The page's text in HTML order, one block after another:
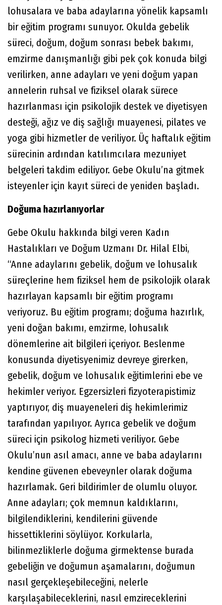
lohusalara ve baba adaylarına yönelik kapsamlı
bir eğitim programı sunuyor. Okulda gebelik
süreci, doğum, doğum sonrası bebek bakımı,
emzirme danışmanlığı gibi pek çok konuda bilgi
verilirken, anne adayları ve yeni doğum yapan
annelerin ruhsal ve fiziksel olarak sürece
hazırlanması için psikolojik destek ve diyetisyen
desteği, ağız ve diş sağlığı muayenesi, pilates ve
yoga gibi hizmetler de veriliyor. Üç haftalık eğitim
sürecinin ardından katılımcılara mezuniyet
belgeleri takdim ediliyor. Gebe Okulu’na gitmek
isteyenler için kayıt süreci de yeniden başladı.
Doğuma hazırlanıyorlar
Gebe Okulu hakkında bilgi veren Kadın
Hastalıkları ve Doğum Uzmanı Dr. Hilal Elbi,
“Anne adaylarını gebelik, doğum ve lohusalık
süreçlerine hem fiziksel hem de psikolojik olarak
hazırlayan kapsamlı bir eğitim programı
veriyoruz. Bu eğitim programı; doğuma hazırlık,
yeni doğan bakımı, emzirme, lohusalık
dönemlerine ait bilgileri içeriyor. Beslenme
konusunda diyetisyenimiz devreye girerken,
gebelik, doğum ve lohusalık eğitimlerini ebe ve
hekimler veriyor. Egzersizleri fizyoterapistimiz
yaptırıyor, diş muayeneleri diş hekimlerimiz
tarafından yapılıyor. Ayrıca gebelik ve doğum
süreci için psikolog hizmeti veriliyor. Gebe
Okulu’nun asıl amacı, anne ve baba adaylarını
kendine güvenen ebeveynler olarak doğuma
hazırlamak. Geri bildirimler de olumlu oluyor.
Anne adayları; çok memnun kaldıklarını,
bilgilendiklerini, kendilerini güvende
hissettiklerini söylüyor. Korkularla,
bilinmezliklerle doğuma girmektense burada
gebeliğin ve doğumun aşamalarını, doğumun
nasıl gerçekleşebileceğini, nelerle
karşılaşabileceklerini, nasıl emzireceklerini